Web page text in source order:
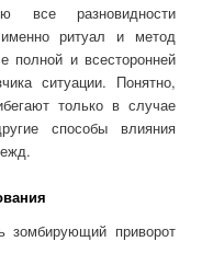
разновидности
ритуал и метод
полной и всесторонней
ситуации. Понятно,
только в случае
способы влияния
зомбирующий приворот